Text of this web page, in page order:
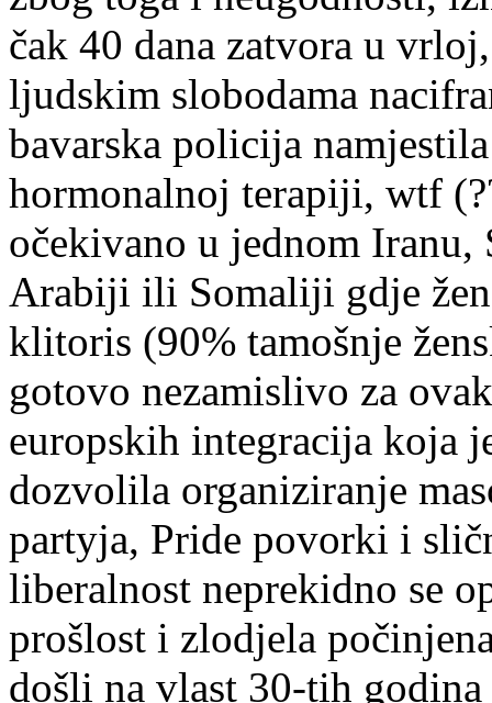
čak 40 dana zatvora u
ljudskim slobodama
bavarska policija
hormonalnoj terapiji, wtf
očekivano u jednom
Arabiji ili Somaliji gdje
klitoris (90% tamošnje
gotovo nezamislivo za
europskih integracija koja
dozvolila organiziranje
partyja, Pride povorki i
liberalnost neprekidno se
prošlost i zlodjela
došli na vlast 30-tih